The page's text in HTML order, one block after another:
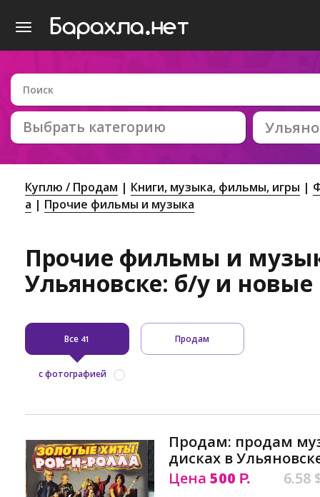
Выбрать категорию
Куплю / Продам Книги, музыка, фильмы, игры
а
Прочие фильмы и музыка
Прочие фильмы и
Ульяновске: б/у и новые
Все 41 Продам
с фотографией
Продам: продам
дисках в
Цена 500 Р.
6.58